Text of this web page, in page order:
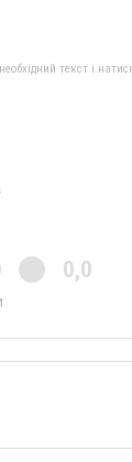
текст і
0,0